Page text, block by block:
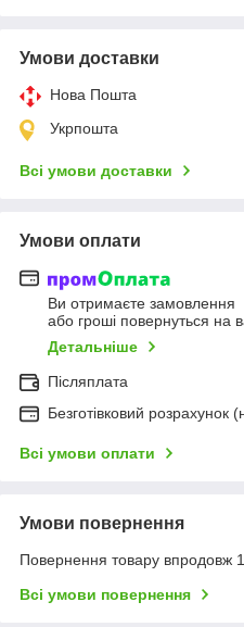
Умови доставки
Нова Пошта
Укрпошта
Всі умови доставки
Умови оплати
Ви отримаєте замовлення
або гроші повернуться на
Детальніше
Післяплата
Безготівковий розрахунок
Всі умови оплати
Умови повернення
Повернення товару впродовж
Всі умови повернення